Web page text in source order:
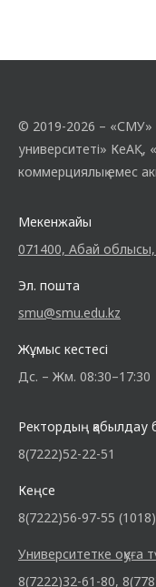
© 2019-2026 –
университеті» КеАҚ,
коммерциялық емес
Мекенжайы
071400, Абай облысы,
Эл. пошта
smu@smu.edu.kz
Жұмыс кестесі
Дс. – Жм. 08:30–17:30
Ректордың қабылдау
8(7222)52-22-51
Кеңсе
8(7222)56-97-55
Университетке оқуға
8(7222)32-61-80,